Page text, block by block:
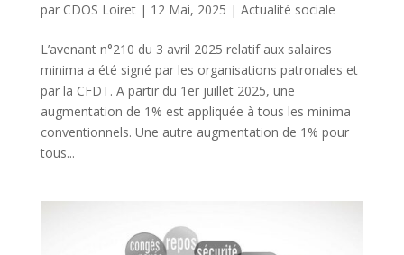
par CDOS Loiret| 12 Mai, 2025 | Actualité sociale
L’avenant n°210 du 3 avril 2025 relatif aux salaires
minima a été signé par les organisations patronales et
par la CFDT. A partir du 1er juillet 2025, une
augmentation de 1% est appliquée à tous les minima
conventionnels. Une autre augmentation de 1% pour
tous...